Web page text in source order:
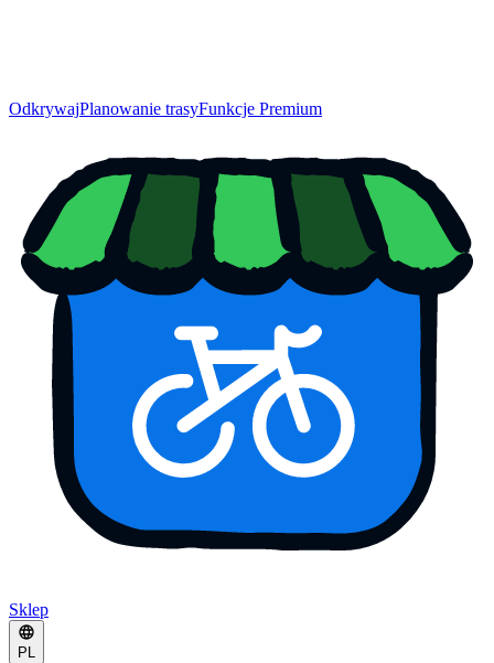
OdkrywajPlanowanie trasyFunkcje Premium
Sklep
PL